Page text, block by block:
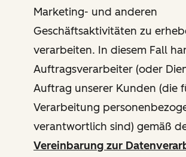
Marketing- und anderen
Geschäftsaktivitäten zu
verarbeiten. In diesem Fall
Auftragsverarbeiter (oder
Auftrag unserer Kunden (die
Verarbeitung
verantwortlich sind) gemäß
Vereinbarung zur